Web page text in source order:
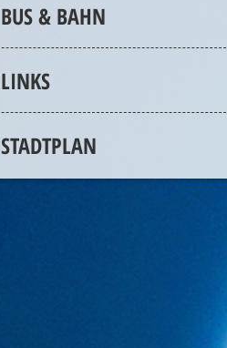
BUS & BAHN
LINKS
STADTPLAN